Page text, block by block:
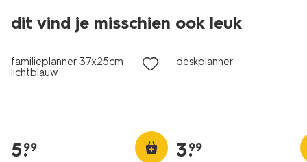
dit vind je misschien ook leuk
familieplanner 37x25cm
lichtblauw
5.
99
deskplanner
3.
99